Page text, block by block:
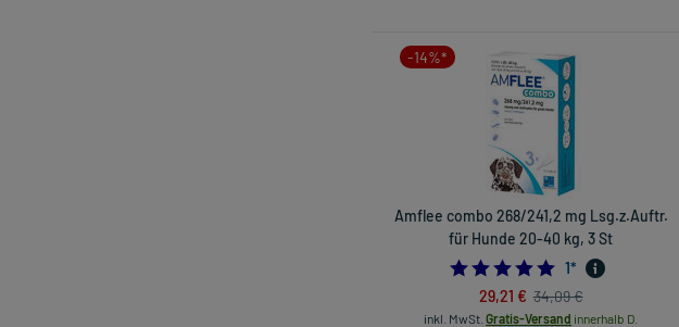
-14%*
Amflee combo 268/241,2 mg Lsg.z.Auftr.
für Hunde 20-40 kg, 3 St
5.0
1*
29,21 € 34,09 €
inkl. MwSt. Gratis-Versand innerhalb D.